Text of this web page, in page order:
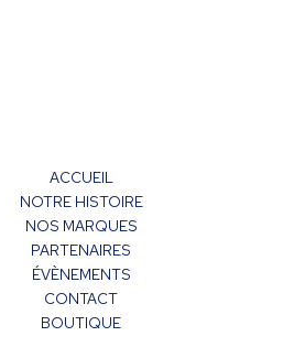
ACCUEIL
NOTRE HISTOIRE
NOS MARQUES
PARTENAIRES
ÉVÈNEMENTS
CONTACT
BOUTIQUE